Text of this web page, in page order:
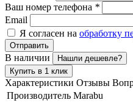
Ваш номер телефона *
Email
Я согласен на обработку
Отправить
В наличии
Нашли дешевле?
Купить в 1 клик
Характеристики Отзывы
Производитель Marabu